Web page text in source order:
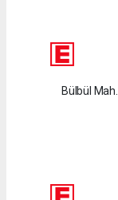
Bülbül